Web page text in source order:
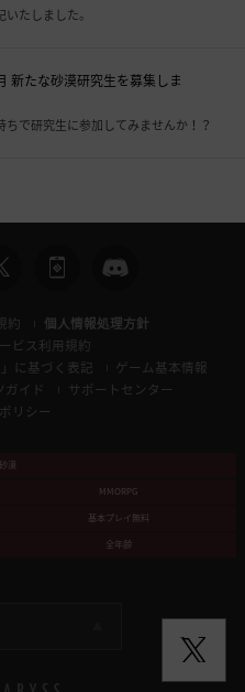
たしました。
新たな砂漠研究生を募集しま
ちで研究生に参加してみませんか！？
約
個人情報処理方針
ビス利用規約
に基づく表記
ゲーム基本情報
ガイド
サポートセンター
リシー
漠
MMORPG
基本プレイ無料
全年齢